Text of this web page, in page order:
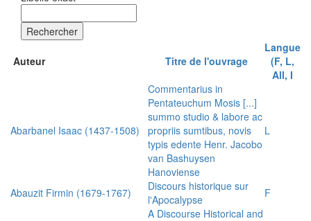
Rechercher
Auteur Titre de l'ouvrage
Langue
(F, L,
All, I
Abarbanel Isaac (1437-1508)
Commentarius in
Pentateuchum Mosis [...]
summo studio & labore ac
propriis sumtibus, novis
typis edente Henr. Jacobo
van Bashuysen
Hanoviense
L
Abauzit Firmin (1679-1767)
Discours historique sur
l'Apocalypse
F
A Discourse Historical and